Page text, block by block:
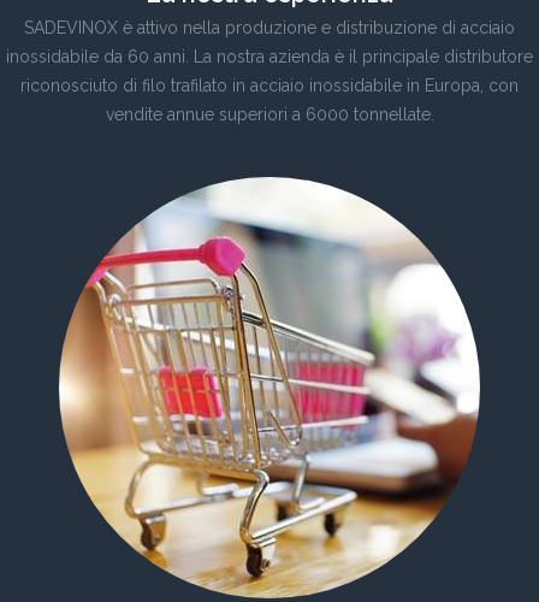
SADEVINOX è attivo nella produzione e distribuzione di acciaio
inossidabile da 60 anni. La nostra azienda è il principale distributore
riconosciuto di filo trafilato in acciaio inossidabile in Europa, con
vendite annue superiori a 6000 tonnellate.